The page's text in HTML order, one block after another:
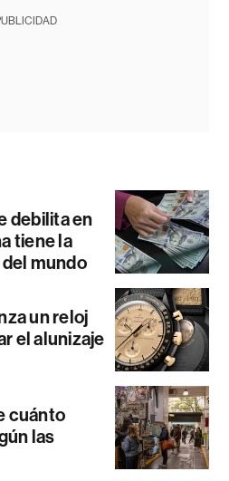
debilita en
tiene la
mundo
un reloj
el alunizaje
cuánto
las